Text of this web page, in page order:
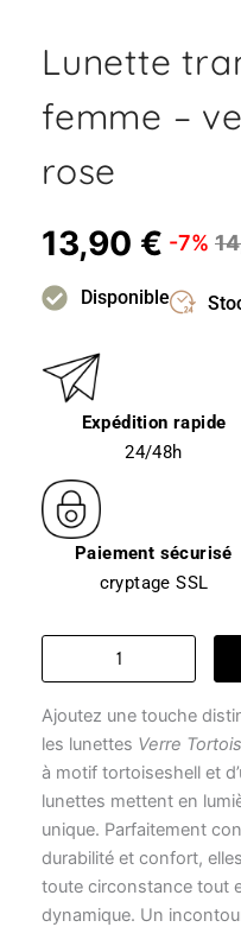
Lunette
femme –
rose
13,90 € -7%
Disponible
Expédition rapide
24/48h
Paiement sécurisé
cryptage SSL
quantité
transparente
femme
-
tortoise
rose
Ajoutez une touche
les lunettes Verre
à motif tortoiseshell et
lunettes mettent en
unique. Parfaitement
durabilité et confort,
toute circonstance tout
dynamique. Un